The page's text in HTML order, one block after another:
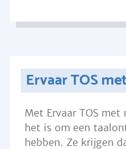
Ervaar TOS
Met Ervaar TOS
het is om een
hebben. Ze krijgen